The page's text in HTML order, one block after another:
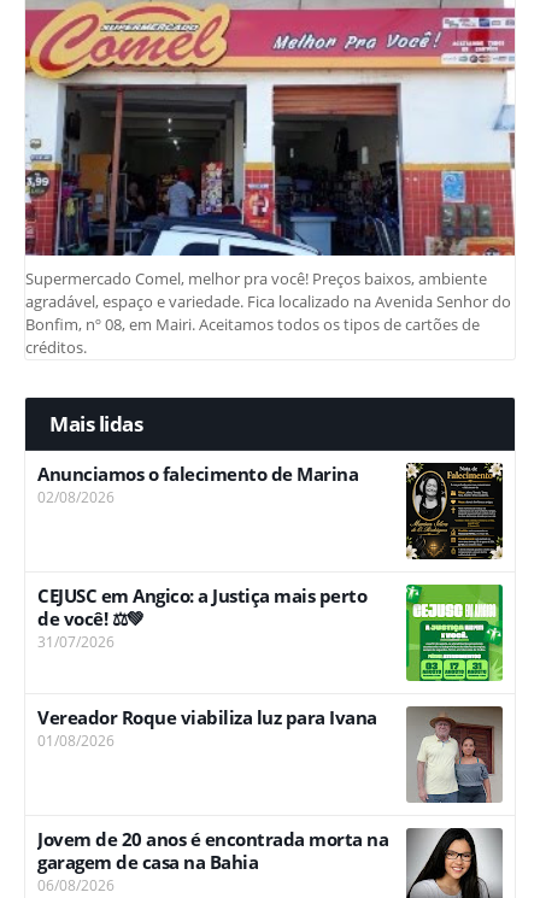
Supermercado Comel, melhor pra você! Preços baixos, ambiente
agradável, espaço e variedade. Fica localizado na Avenida Senhor do
Bonfim, nº 08, em Mairi. Aceitamos todos os tipos de cartões de
créditos.
Mais lidas
Anunciamos o falecimento de Marina
02/08/2026
CEJUSC em Angico: a Justiça mais perto
de você! ⚖️💚
31/07/2026
Vereador Roque viabiliza luz para Ivana
01/08/2026
Jovem de 20 anos é encontrada morta na
garagem de casa na Bahia
06/08/2026